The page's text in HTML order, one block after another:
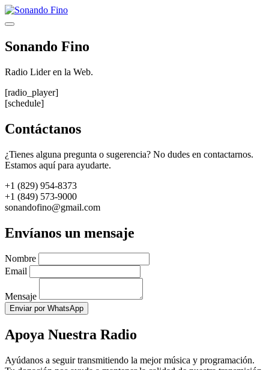
Saltar
al
Menú
Sonando Fino
Radio Lider en la Web.
[radio_player]
[schedule]
Contáctanos
¿Tienes alguna pregunta o sugerencia? No dudes en contactarnos.
Estamos aquí para ayudarte.
+1 (829) 954-8373
+1 (849) 573-9000
sonandofino@gmail.com
Envíanos un mensaje
Nombre
Email
Mensaje
Enviar por WhatsApp
Apoya Nuestra Radio
Ayúdanos a seguir transmitiendo la mejor música y programación.